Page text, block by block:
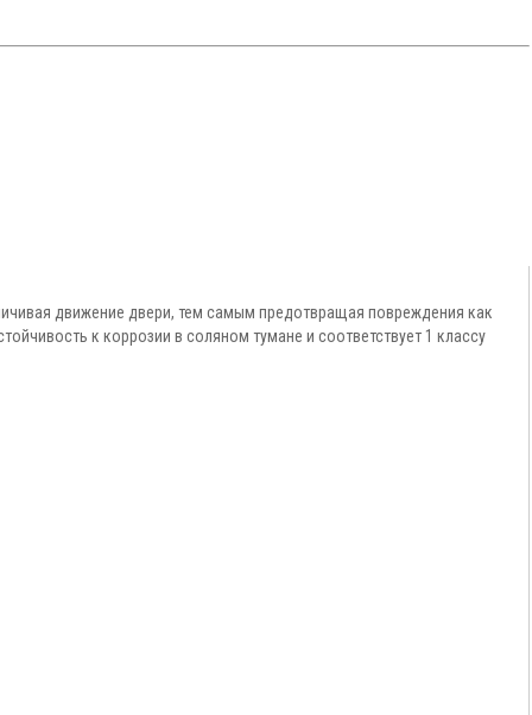
движение двери, тем самым предотвращая повреждения как
к коррозии в соляном тумане и соответствует 1 классу